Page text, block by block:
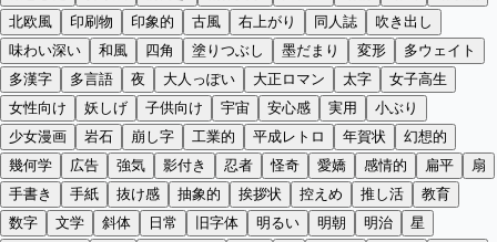
北欧風
印刷物 印象的 古風 右上がり 同人誌
吹き出し
味わい深い
和風 四角 塗りつぶし 墨だまり 変形
多ウェイト
多漢字
多言語 夜 大人っぽい 大正ロマン 太字
女子高生
女性向け
妖しげ 子供向け 宇宙 安心感 実用
小ぶり
少女漫画
岩石 崩し字 工業的 平成レトロ 年賀状
幻想的
幾何学
広告 強気 影付き 忍者 怪奇 愛嬌 感情的 扁平
扇
手書き
手紙 抜け感 抽象的 挨拶状 控えめ 推し活
教育
数字
文学 斜体 日常 旧字体 明るい 明朝 明治
星